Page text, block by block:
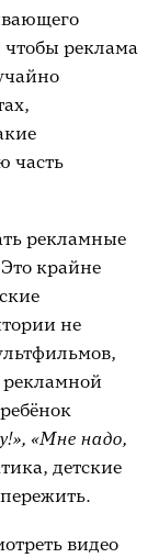
реклама
часть
рекламные
крайне
не
рекламной
«Мне надо,
детские
видео